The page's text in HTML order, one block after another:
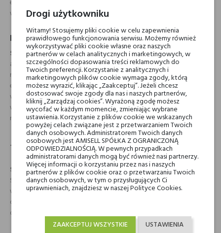
energią, które lubią być w centrum uwagi i chcą podkreślić swoją
wyjątkowość.
Ekstrakt perfum Tiziana Terenzi Sirrah
Sirrahto olfaktoryczna podróż przez owoce, przyprawy i drzewne
akordy. Od pierwszych chwil zaskakuje soczystą pigwą i egzotyczną
marakują, podkreśloną pikantnym szafranem. Serce zapachu wnosi
elegancję osmantusa i róży, wzbogacone o ozonową świeżość, która
wprowadza nowoczesny, przestrzenny charakter. Baza osadza zapach
w ziemistej, skórzanej głębi, nadając mu długotrwałości i
niepowtarzalności.
Jak używać Tiziana Terenzi Sirrah?
Sirrahto zapach idealny naspecjalne okazje i wieczorne wyjścia
Świetnie sprawdzi się wiosną i latem, kiedy jego energetyzujące akcenty
w pełni się rozwijają. Jednak dzięki swojej głębi i trwałości, będzie
doskonałym wyborem także na chłodniejsze dni. To perfumy stworzone
dla tych, którzy lubią się wyróżniać.
Drogi użytkowniku
Witamy! Stosujemy pliki cookie w celu zapewnienia
prawidłowego funkcjonowania serwisu. Możemy również
wykorzystywać pliki cookie własne oraz naszych
partnerów w celach analitycznych i marketingowych, w
szczególności dopasowania treści reklamowych do
Twoich preferencji. Korzystanie z analitycznych i
marketingowych plików cookie wymaga zgody, którą
możesz wyrazić, klikając „Zaakceptuj”. Jeżeli chcesz
dostosować swoje zgody dla nas i naszych partnerów,
kliknij „Zarządzaj cookies”. Wyrażoną zgodę możesz
wycofać w każdym momencie, zmieniając wybrane
ustawienia. Korzystanie z plików cookie we wskazanych
powyżej celach związane jest z przetwarzaniem Twoich
danych osobowych. Administratorem Twoich danych
osobowych jest AMISELL SPÓŁKA Z OGRANICZONĄ
ODPOWIEDZIALNOŚCIĄ. W pewnych przypadkach
administratorami danych mogą być również nasi partnerzy.
Więcej informacji o korzystaniu przez nas i naszych
partnerów z plików cookie oraz o przetwarzaniu Twoich
danych osobowych, w tym o przysługujących Ci
uprawnieniach, znajdziesz w naszej Polityce Cookies.
USTAWIENIA
ZAAKCEPTUJ WSZYSTKIE